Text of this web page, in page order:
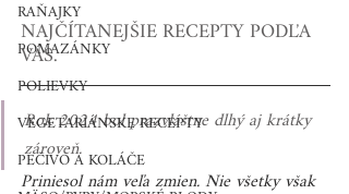
RAŇAJKY
POMAZÁNKY
POLIEVKY
VEGETARIÁNSKE RECEPTY
PEČIVO A KOLÁČE
NAJČÍTANEJŠIE RECEPTY PODĽA
VÁS.
Rok 2024 bol prazvláštne dlhý aj krátky
zároveň.
Priniesol nám veľa zmien. Nie všetky však